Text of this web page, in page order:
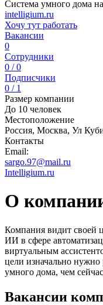
Система умного дома
intelligium.ru
Хочу тут работать
Вакансии
0
Сотрудники
0 / 0
Подписчики
0 / 1
Размер компании
До 10 человек
Местоположение
Россия, Москва, Ул
Контакты
Email:
sargo.97@mail.ru
Intelligium.ru
О
Компания видит своей
ИИ в сфере
виртуальным
цели изначально нужно
умного дома, чем
Вакансии